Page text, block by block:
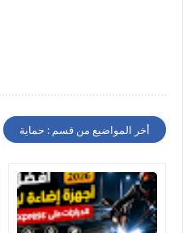
أخر المواضيع من قسم : حماية